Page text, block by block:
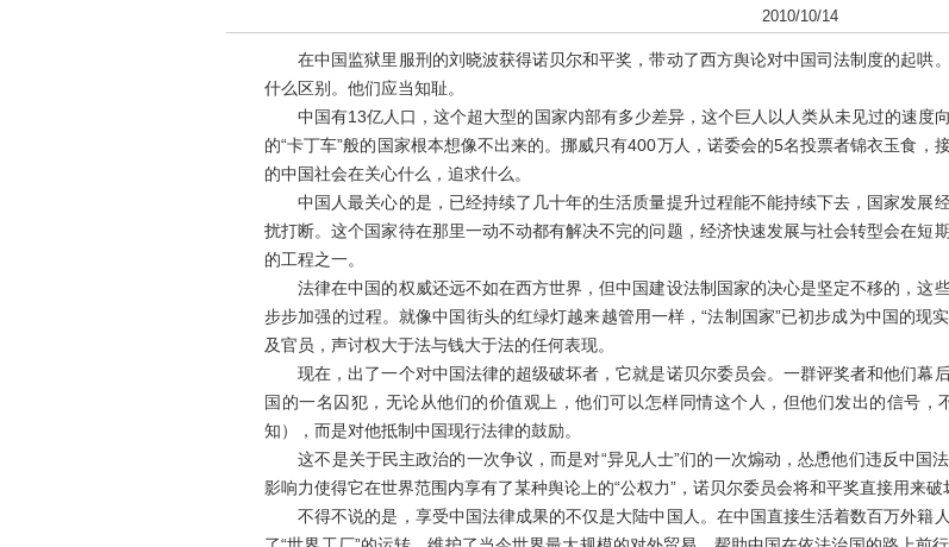
2010/10/14
在中国监狱里服刑的刘晓波获得诺贝尔和平奖，带动了西方舆论对中国司法制度的起哄
什么区别。他们应当知耻。
中国有13亿人口，这个超大型的国家内部有多少差异，这个巨人以人类从未见过的速度
的“卡丁车”般的国家根本想像不出来的。挪威只有400万人，诺委会的5名投票者锦衣玉食，
的中国社会在关心什么，追求什么。
中国人最关心的是，已经持续了几十年的生活质量提升过程能不能持续下去，国家发展
扰打断。这个国家待在那里一动不动都有解决不完的问题，经济快速发展与社会转型会在短
的工程之一。
法律在中国的权威还远不如在西方世界，但中国建设法制国家的决心是坚定不移的，这
步步加强的过程。就像中国街头的红绿灯越来越管用一样，“法制国家”已初步成为中国的现
及官员，声讨权大于法与钱大于法的任何表现。
现在，出了一个对中国法律的超级破坏者，它就是诺贝尔委员会。一群评奖者和他们幕
国的一名囚犯，无论从他们的价值观上，他们可以怎样同情这个人，但他们发出的信号
知），而是对他抵制中国现行法律的鼓励。
这不是关于民主政治的一次争议，而是对“异见人士”们的一次煽动，怂恿他们违反中国
影响力使得它在世界范围内享有了某种舆论上的“公权力”，诺贝尔委员会将和平奖直接用来破
不得不说的是，享受中国法律成果的不仅是大陆中国人。在中国直接生活着数百万外籍